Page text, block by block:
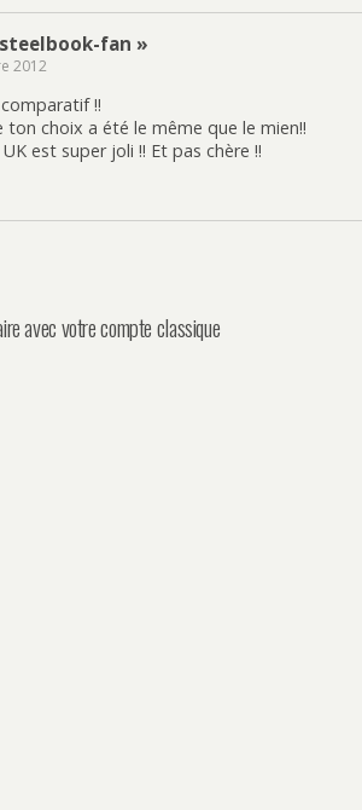
fan »
2012
!!
ton choix a été le même que le mien!!
est super joli !! Et pas chère !!
avec votre compte classique